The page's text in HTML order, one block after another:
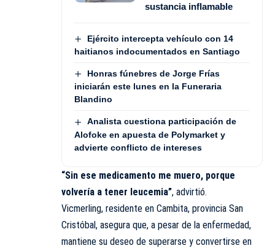
sustancia inflamable
Ejército intercepta vehículo con 14
haitianos indocumentados en Santiago
Honras fúnebres de Jorge Frías
iniciarán este lunes en la Funeraria
Blandino
Analista cuestiona participación de
Alofoke en apuesta de Polymarket y
advierte conflicto de intereses
“Sin ese medicamento me muero, porque
volvería a tener leucemia”, advirtió.
Vicmerling, residente en Cambita, provincia San
Cristóbal, asegura que, a pesar de la enfermedad,
mantiene su deseo de superarse y convertirse en